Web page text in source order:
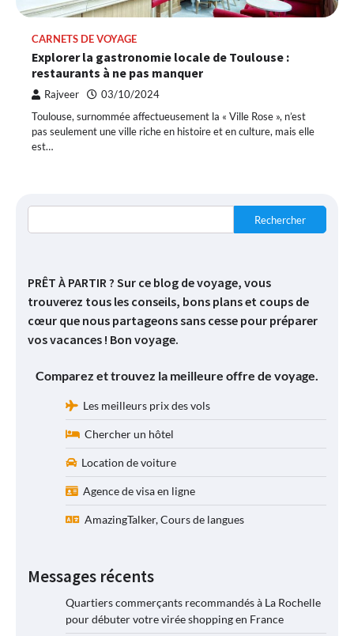
CARNETS DE VOYAGE
Explorer la gastronomie locale de Toulouse :
restaurants à ne pas manquer
Rajveer 03/10/2024
Toulouse, surnommée affectueusement la « Ville Rose », n’est
pas seulement une ville riche en histoire et en culture, mais elle
est…
Rechercher
PRÊT À PARTIR ? Sur ce blog de voyage, vous
trouverez tous les conseils, bons plans et coups de
cœur que nous partageons sans cesse pour préparer
vos vacances ! Bon voyage.
Comparez et trouvez la meilleure offre de voyage.
Les meilleurs prix des vols
Chercher un hôtel
Location de voiture
Agence de visa en ligne
AmazingTalker, Cours de langues
Messages récents
Quartiers commerçants recommandés à La Rochelle
pour débuter votre virée shopping en France